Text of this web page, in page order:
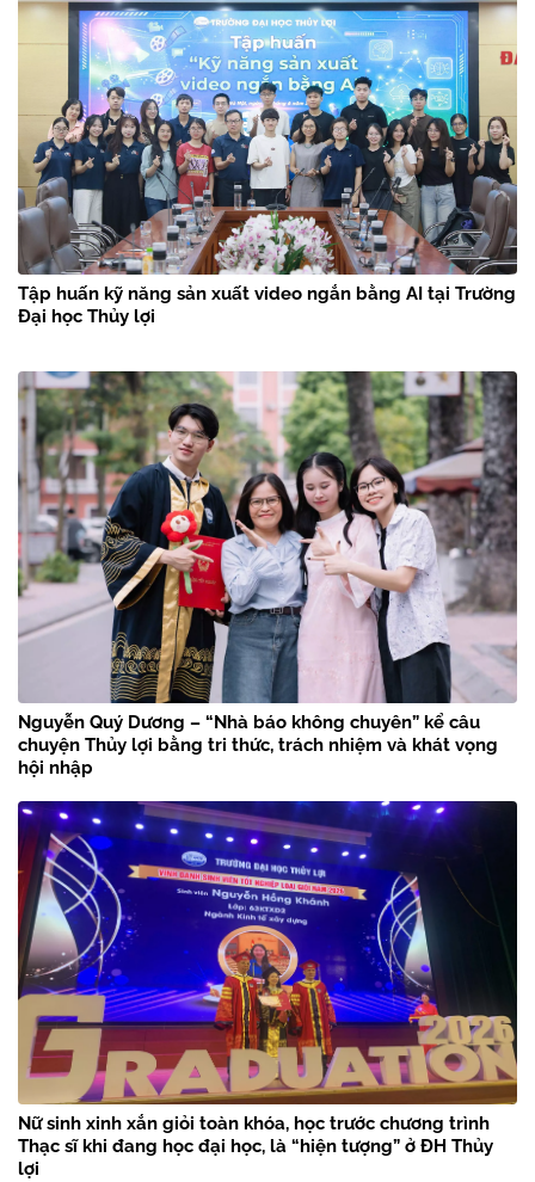
Tập huấn kỹ năng sản xuất video ngắn bằng AI tại Trường
Đại học Thủy lợi
Nguyễn Quý Dương – “Nhà báo không chuyên” kể câu
chuyện Thủy lợi bằng tri thức, trách nhiệm và khát vọng
hội nhập
Nữ sinh xinh xắn giỏi toàn khóa, học trước chương trình
Thạc sĩ khi đang học đại học, là “hiện tượng” ở ĐH Thủy
lợi